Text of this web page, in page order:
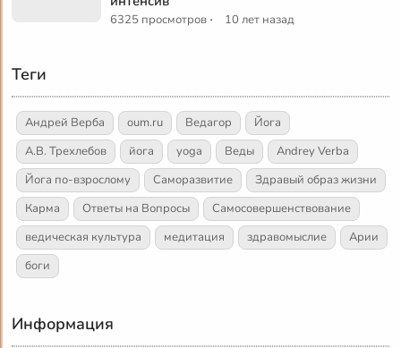
6325 просмотров · 10 лет назад
Теги
Андрей Верба oum.ru Ведагор
Йога
А.В. Трехлебов
йога yoga Веды
Andrey Verba
Йога по-взрослому
Саморазвитие
Здравый образ жизни
Карма
Ответы на Вопросы
Самосовершенствование
ведическая культура
медитация здравомыслие
Арии
боги
Информация